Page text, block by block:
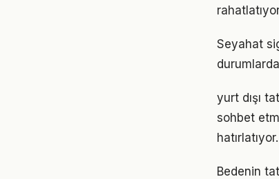
Seyahat
yurt dışı
sohbet
hatırlatıyor.
Bedenin